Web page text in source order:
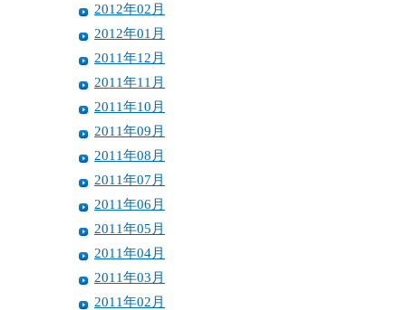
2012年02月
2012年01月
2011年12月
2011年11月
2011年10月
2011年09月
2011年08月
2011年07月
2011年06月
2011年05月
2011年04月
2011年03月
2011年02月